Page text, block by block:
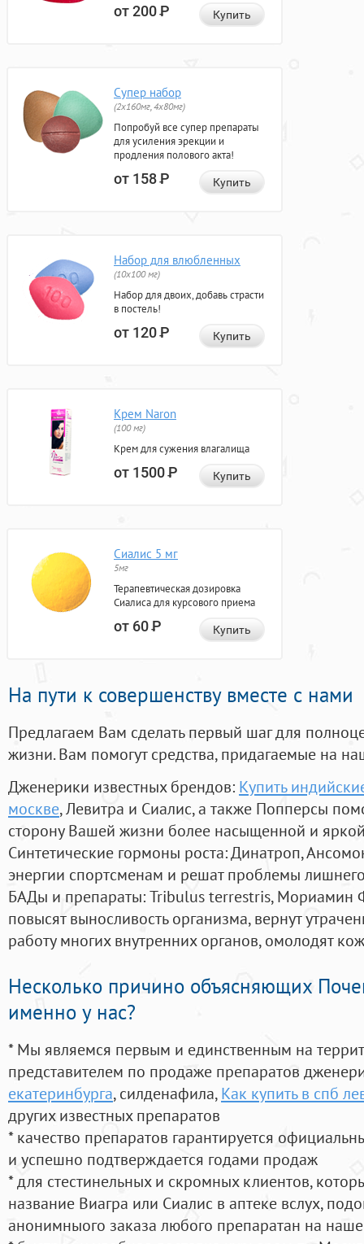
от 200Р Купить
Супер набор
(2х160мг, 4х80мг)
Попробуй все супер препараты
для усиления эрекции и
продления полового акта!
от 158Р Купить
Набор для влюбленных
(10х100 мг)
Набор для двоих, добавь страсти
в постель!
от 120Р Купить
Крем Naron
(100 мг)
Крем для сужения влагалища
от 1500Р Купить
Сиалис 5 мг
5мг
Терапевтическая дозировка
Сиалиса для курсового приема
от 60Р Купить
На пути к совершенству вместе с нами
Предлагаем Вам сделать первый шаг для
жизни. Вам помогут средства, придагаемые на
Дженерики известных брендов: Купить
москве, Левитра и Сиалис, а также Попперсы
сторону Вашей жизни более насыщенной и
Синтетические гормоны роста: Динатроп,
энергии спортсменам и решат проблемы
БАДы и препараты:Tribulus terrestris, Мориамин
повысят выносливость организма, вернут
работу многих внутренних органов, омолодят
Несколько причино объясняющих
именно у нас?
* Мы являемся первым и единственным на
представителем по продаже препаратов
екатеринбурга, силденафила, Как купить в спб
других известных препаратов
* качество препаратов гарантируется
и успешно подтверждается годами продаж
* для стестинельных и скромных клиентов,
название Виагра или Сиалис в аптеке вслух,
анонимныого заказа любого препаратан на